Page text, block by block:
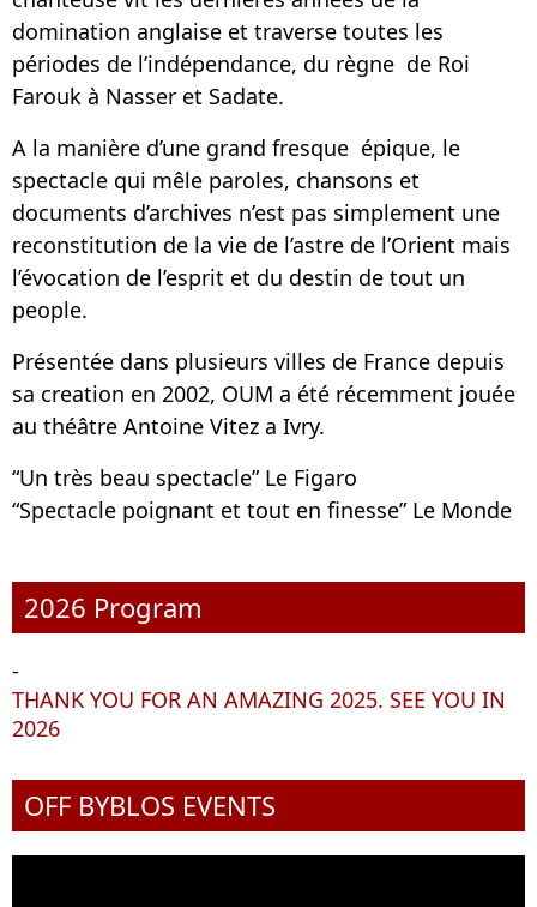
domination anglaise et traverse toutes les
périodes de l’indépendance, du règne de Roi
Farouk à Nasser et Sadate.
A la manière d’une grand fresque épique, le
spectacle qui mêle paroles, chansons et
documents d’archives n’est pas simplement une
reconstitution de la vie de l’astre de l’Orient mais
l’évocation de l’esprit et du destin de tout un
people.
Présentée dans plusieurs villes de France depuis
sa creation en 2002, OUM a été récemment jouée
au théâtre Antoine Vitez a Ivry.
“Un très beau spectacle” Le Figaro
“Spectacle poignant et tout en finesse” Le Monde
2026 Program
-
THANK YOU FOR AN AMAZING 2025. SEE YOU IN
2026
OFF BYBLOS EVENTS